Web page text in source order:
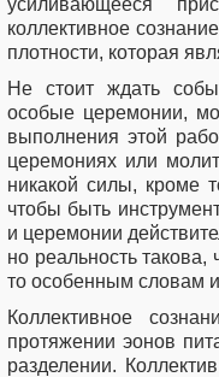
усиливающееся
коллективное
плотности, которая
Не стоит ждать
особые церемонии,
выполнения этой
церемониях или
никакой силы, кроме
чтобы быть
и церемонии
но реальность
то особенным словам
Коллективное
протяжении эонов
разделении.